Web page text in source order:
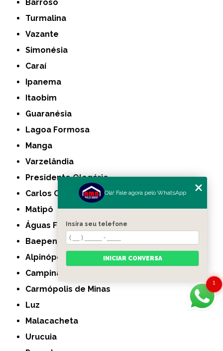
Barroso
Turmalina
Vazante
Simonésia
Caraí
Ipanema
Itaobim
Guaranésia
Lagoa Formosa
Manga
Varzelândia
Presidente Olegário
Carlos Chagas
Matipó
Águas Formosas
Baependi
Alpinópolis
Campina Verde
Carmópolis de Minas
Luz
Malacacheta
Urucuia
1
Olá! Fale agora pelo WhatsApp
Insira seu telefone
INICIAR CONVERSA